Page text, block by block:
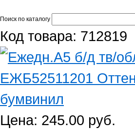
Поиск по каталогу
Код товара: 712819
Цена: 245.00 руб.